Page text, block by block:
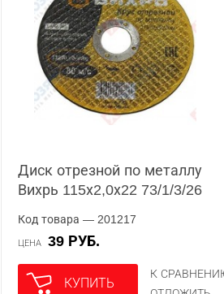
Диск отрезной по металлу
Вихрь 115х2,0х22 73/1/3/26
Код товара — 201217
ЦЕНА 39 РУБ.
КУПИТЬ
К